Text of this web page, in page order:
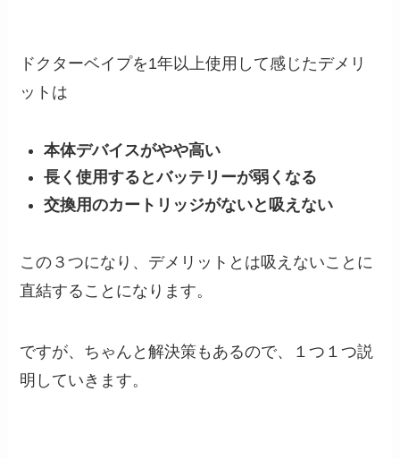
ドクターベイプを1年以上使用して感じたデメリ
ットは
本体デバイスがやや高い
長く使用するとバッテリーが弱くなる
交換用のカートリッジがないと吸えない
この３つになり、デメリットとは吸えないことに
直結することになります。
ですが、ちゃんと解決策もあるので、１つ１つ説
明していきます。